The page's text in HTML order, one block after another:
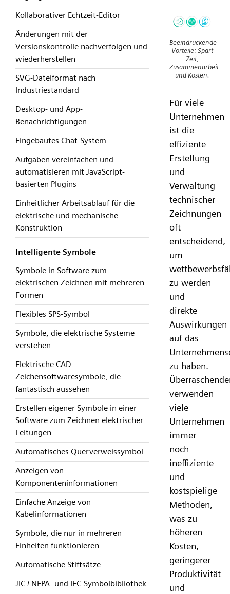
Kollaborativer Echtzeit-Editor
Änderungen mit der
Versionskontrolle nachverfolgen und
wiederherstellen
SVG-Dateiformat nach
Industriestandard
Desktop- und App-
Benachrichtigungen
Eingebautes Chat-System
Aufgaben vereinfachen und
automatisieren mit JavaScript-
basierten Plugins
Einheitlicher Arbeitsablauf für die
elektrische und mechanische
Konstruktion
Intelligente Symbole
Symbole in Software zum
elektrischen Zeichnen mit mehreren
Formen
Flexibles SPS-Symbol
Symbole, die elektrische Systeme
verstehen
Elektrische CAD-
Zeichensoftwaresymbole, die
fantastisch aussehen
Erstellen eigener Symbole in einer
Software zum Zeichnen elektrischer
Leitungen
Automatisches Querverweissymbol
Anzeigen von
Komponenteninformationen
Einfache Anzeige von
Kabelinformationen
Symbole, die nur in mehreren
Einheiten funktionieren
Automatische Stiftsätze
JIC / NFPA- und IEC-Symbolbibliothek
Beeindruckende
Vorteile: Spart
Zeit,
Zusammenarbeit
und Kosten.
Für viele
Unternehmen
ist die
effiziente
Erstellung
und
Verwaltung
technischer
Zeichnungen
oft
entscheidend,
um
zu werden
und
direkte
Auswirkungen
auf das
zu haben.
verwenden
viele
Unternehmen
immer
noch
ineffiziente
und
kostspielige
Methoden,
was zu
höheren
Kosten,
geringerer
Produktivität
und